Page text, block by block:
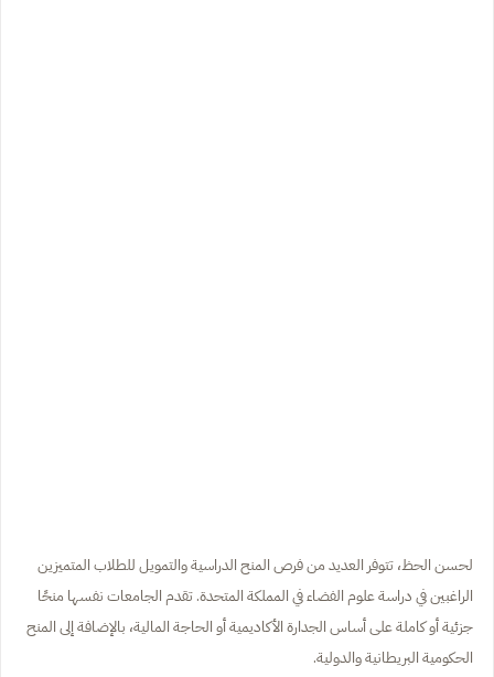
لحسن الحظ، تتوفر العديد من فرص المنح الدراسية والتمويل للطلاب المتميزين
الراغبين في دراسة علوم الفضاء في المملكة المتحدة. تقدم الجامعات نفسها منحًا
جزئية أو كاملة على أساس الجدارة الأكاديمية أو الحاجة المالية، بالإضافة إلى المنح
الحكومية البريطانية والدولية.